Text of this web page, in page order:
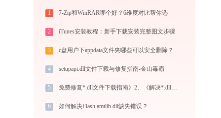
1 7-Zip和WinRAR哪个好？6维度对比帮你选
2 iTunes安装教程：新手下载安装完整图文步骤
3 c盘用户下appdata文件夹哪些可以安全删除？
4 setupapi.dll文件下载与修复指南-金山毒霸
5 免费修复*.dll文件下载指南》2、《解决*.dll文件下载错误的有效方法
6 如何解决Flash amtlib.dll缺失错误？